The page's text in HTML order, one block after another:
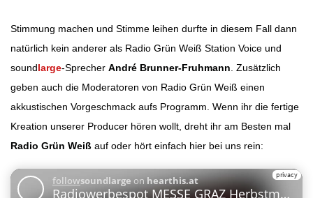
Stimmung machen und Stimme leihen durfte in diesem Fall dann
natürlich kein anderer als Radio Grün Weiß Station Voice und
soundlarge-Sprecher André Brunner-Fruhmann. Zusätzlich
geben auch die Moderatoren von Radio Grün Weiß einen
akkustischen Vorgeschmack aufs Programm. Wenn ihr die fertige
Kreation unserer Producer hören wollt, dreht ihr am Besten mal
Radio Grün Weiß auf oder hört einfach hier bei uns rein: